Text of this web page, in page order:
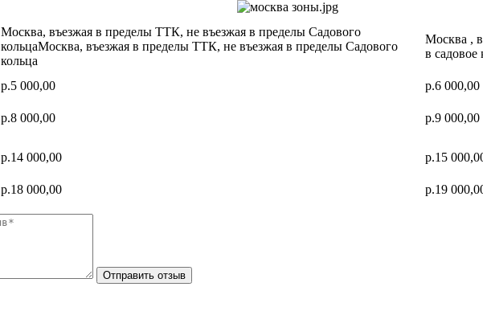
Москва, въезжая в пределы ТТК, не въезжая в пределы Садового
кольцаМосква, въезжая в пределы ТТК, не въезжая в пределы Садового
кольца
Москва ,
в садовое
р.5 000,00 р.6 000,00
р.8 000,00 р.9 000,00
р.14 000,00 р.15
р.18 000,00 р.19
Отправить отзыв